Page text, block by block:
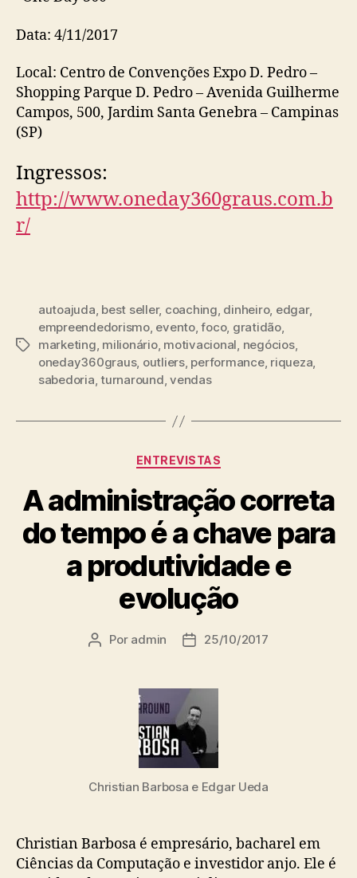
Data: 4/11/2017
Local: Centro de Convenções Expo D. Pedro –
Shopping Parque D. Pedro – Avenida Guilherme
Campos, 500, Jardim Santa Genebra – Campinas
(SP)
Ingressos:
http://www.oneday360graus.com.b
r/
autoajuda, best seller, coaching, dinheiro, edgar,
empreendedorismo, evento,foco, gratidão,
marketing, milionário, motivacional, negócios,
oneday360graus, outliers, performance, riqueza,
sabedoria,turnaround,vendas
ENTREVISTAS
A administração correta
do tempo é a chave para
a produtividade e
evolução
Por admin 25/10/2017
Christian Barbosa e Edgar Ueda
Christian Barbosa é empresário, bacharel em
Ciências da Computação e investidor anjo. Ele é